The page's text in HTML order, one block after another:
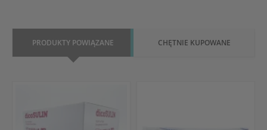
PRODUKTY POWIĄZANE CHĘTNIE KUPOWANE